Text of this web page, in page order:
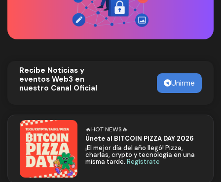
Recibe Noticias y
eventos Web3 en
nuestro Canal Oficial
Unirme
🔥HOT NEWS🔥
Únete al BITCOIN PIZZA DAY 2026
¡El mejor día del año llegó! Pizza,
charlas, crypto y tecnología en una
misma tarde.Regístrate